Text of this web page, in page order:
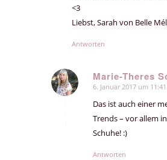
<3
Liebst, Sarah von Belle
Antworten
Marie-Theres
sagte:
6. Januar 2017 um 11:41
Das ist auch einer
Trends – vor allem
Schuhe! :)
Antworten